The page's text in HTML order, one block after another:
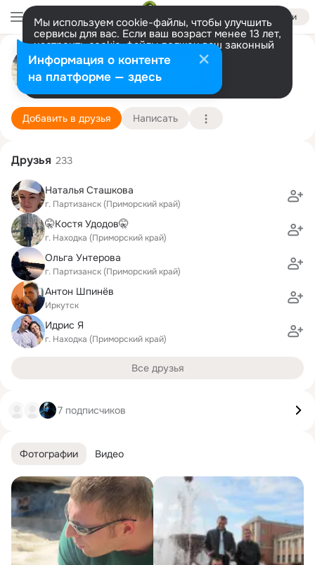
Войти
Мы используем cookie-файлы, чтобы улучшить
сервисы для вас. Если ваш возраст менее 13 лет,
настроить cookie-файлы должен ваш законный
представитель. Больше информации
Разрешить все Настроить
Алексей .
Находка 13 декабря Подробнее
Добавить в друзья Написать
Фотографии Видео
Друзья 233
Наталья Сташкова
г. Партизанск (Приморский край)
🤫Костя Удодов🤫
г. Находка (Приморский край)
Ольга Унтерова
г. Партизанск (Приморский край)
Антон Шпинёв
Иркутск
Идрис Я
г. Находка (Приморский край)
Все друзья
7 подписчиков
Информация о контенте
на платформе — здесь